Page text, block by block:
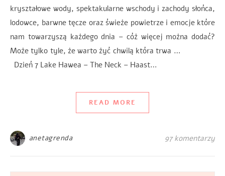
kryształowe wody, spektakularne wschody i zachody słońca,
lodowce, barwne tęcze oraz świeże powietrze i emocje które
nam towarzyszą każdego dnia – cóż więcej można dodać?
Może tylko tyle, że warto żyć chwilą która trwa …
Dzień 7 Lake Hawea – The Neck – Haast…
READ MORE
anetagrenda 97 komentarzy